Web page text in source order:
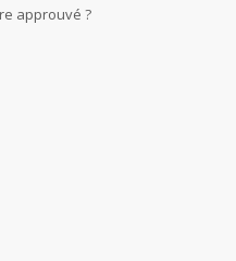
approuvé ?